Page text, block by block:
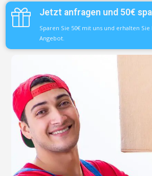
Jetzt anfragen und 50€
Sparen Sie 50€ mit uns und erhalten
Angebot.